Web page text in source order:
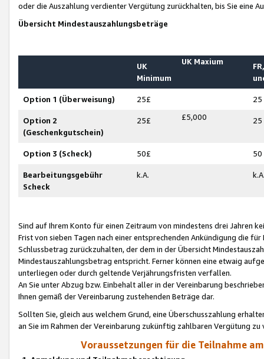
oder die Auszahlung verdienter Vergütung zurückhalten, bis Sie
Übersicht Mindestauszahlungsbeträge
UK
Minimum
UK Maxium
Option 1 (Überweisung) 25£ 25
Option 2
(Geschenkgutschein)
25£ £5,000 25
Option 3 (Scheck) 50£ 50
Bearbeitungsgebühr
Scheck
k.A.
Sind auf Ihrem Konto für einen Zeitraum von mindestens drei Jahren
Frist von sieben Tagen nach einer entsprechenden Ankündigung die
Schlussbetrag zurückzuhalten, der dem in der Übersicht
Mindestauszahlungsbetrag entspricht. Ferner können eine etwaig
unterliegen oder durch geltende Verjährungsfristen verfallen.
An Sie unter Abzug bzw. Einbehalt aller in der Vereinbarung
Ihnen gemäß der Vereinbarung zustehenden Beträge dar.
Sollten Sie, gleich aus welchem Grund, eine Überschusszahlung
an Sie im Rahmen der Vereinbarung zukünftig zahlbaren Vergütung zu
Voraussetzungen für die Teilnahme